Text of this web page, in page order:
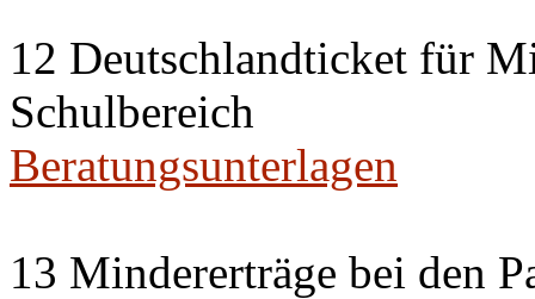
12 Deutschlandticket für
Schulbereich
Beratungsunterlagen
13 Mindererträge bei den